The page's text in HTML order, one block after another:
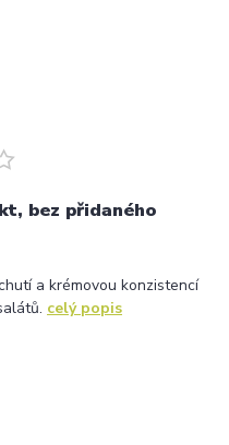
bez přidaného
a krémovou konzistencí
celý popis